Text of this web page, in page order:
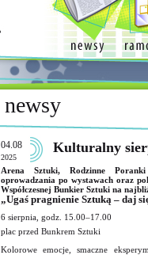
newsy
04.08
2025
Kulturalny
Arena Sztuki, Rodzinne
oprowadzania po wystawach oraz
Współczesnej Bunkier Sztuki na
„Ugaś pragnienie Sztuką – daj
6 sierpnia, godz. 15.00–17.00
plac przed Bunkrem Sztuki
Kolorowe emocje, smaczne